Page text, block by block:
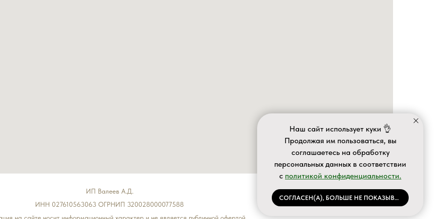
Наш сайт использует куки 👌
Продолжая им пользоваться, вы
соглашаетесь на обработку
персональных данных в соответствии
с политикой конфиденциальности.
СОГЛАСЕН(А), БОЛЬШЕ НЕ ПОКАЗЫВАТЬ
ИП Валеев А.Д.
ИНН 027610563063 ОГРНИП 320028000077588